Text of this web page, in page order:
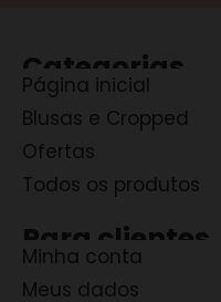
Categorias
Página inicial
Blusas e Cropped
Ofertas
Todos os produtos
Para clientes
Minha conta
Meus dados